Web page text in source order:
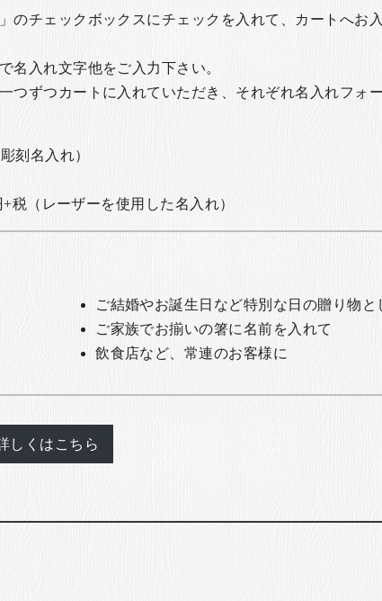
のチェックボックスにチェックを入れて、カートへお
名入れ文字他をご入力下さい。
つずつカートに入れていただき、それぞれ名入れフォ
刻名入れ）
+税 （レーザーを使用した名入れ）
ご結婚やお誕生日など特別な日の贈り物と
ご家族でお揃いの箸に名前を入れて
飲食店など、常連のお客様に
しくはこちら